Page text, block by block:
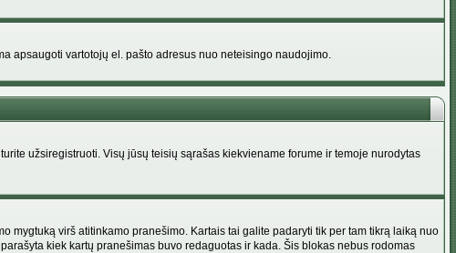
apsaugoti vartotojų el. pašto adresus nuo neteisingo naudojimo.
užsiregistruoti. Visų jūsų teisių sąrašas kiekviename forume ir temoje nurodytas
virš atitinkamo pranešimo. Kartais tai galite padaryti tik per tam tikrą laiką nuo
kiek kartų pranešimas buvo redaguotas ir kada. Šis blokas nebus rodomas